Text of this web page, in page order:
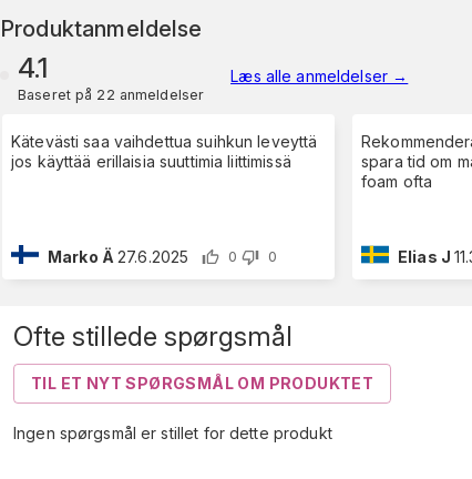
Produktanmeldelse
4.1
Baseret på 22 anmeldelser
Læs alle anmeldelser→
Kätevästi saa vaihdettua suihkun leveyttä
jos käyttää erillaisia suuttimia liittimissä
Marko Ä 27.6.2025 0 0
spara tid om
foam ofta
Elias J
Ofte stillede spørgsmål
TIL ET NYT SPØRGSMÅL OM PRODUKTET
Ingen spørgsmål er stillet for dette produkt